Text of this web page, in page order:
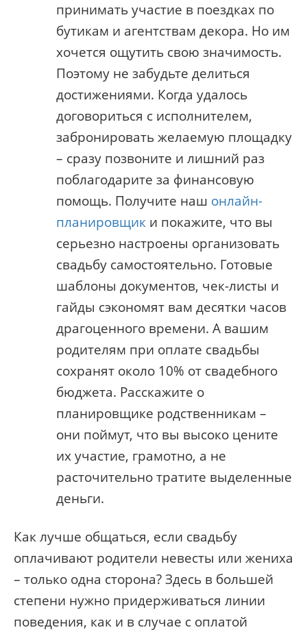
принимать участие в поездках по
бутикам и агентствам декора. Но им
хочется ощутить свою значимость.
Поэтому не забудьте делиться
достижениями. Когда удалось
договориться с исполнителем,
забронировать желаемую площадку
– сразу позвоните и лишний раз
поблагодарите за финансовую
помощь. Получите наш онлайн-
планировщик и покажите, что вы
серьезно настроены организовать
свадьбу самостоятельно. Готовые
шаблоны документов, чек-листы и
гайды сэкономят вам десятки часов
драгоценного времени. А вашим
родителям при оплате свадьбы
сохранят около 10% от свадебного
бюджета. Расскажите о
планировщике родственникам –
они поймут, что вы высоко цените
их участие, грамотно, а не
расточительно тратите выделенные
деньги.
Как лучше общаться, если свадьбу
оплачивают родители невесты или жениха
– только одна сторона? Здесь в большей
степени нужно придерживаться линии
поведения, как и в случае с оплатой